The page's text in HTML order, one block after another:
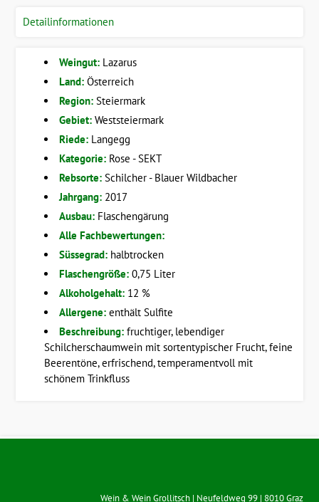
Detailinformationen
Weingut: Lazarus
Land:Österreich
Region:Steiermark
Gebiet:Weststeiermark
Riede: Langegg
Kategorie: Rose - SEKT
Rebsorte:Schilcher - Blauer Wildbacher
Jahrgang: 2017
Ausbau: Flaschengärung
Alle Fachbewertungen:
Süssegrad: halbtrocken
Flaschengröße:0,75 Liter
Alkoholgehalt: 12 %
Allergene: enthält Sulfite
Beschreibung:fruchtiger, lebendiger
Schilcherschaumwein mit sortentypischer Frucht, feine
Beerentöne, erfrischend, temperamentvoll mit
schönem Trinkfluss
Wein & Wein Grollitsch| Neufeldweg 99| 8010 Graz